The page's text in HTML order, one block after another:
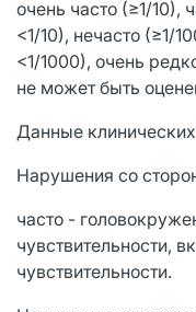
очень часто (≥1/10),
<1/10), нечасто (≥1/
<1/1000), очень
не может быть
Данные
Нарушения со
часто -
чувствительности,
чувствительности.